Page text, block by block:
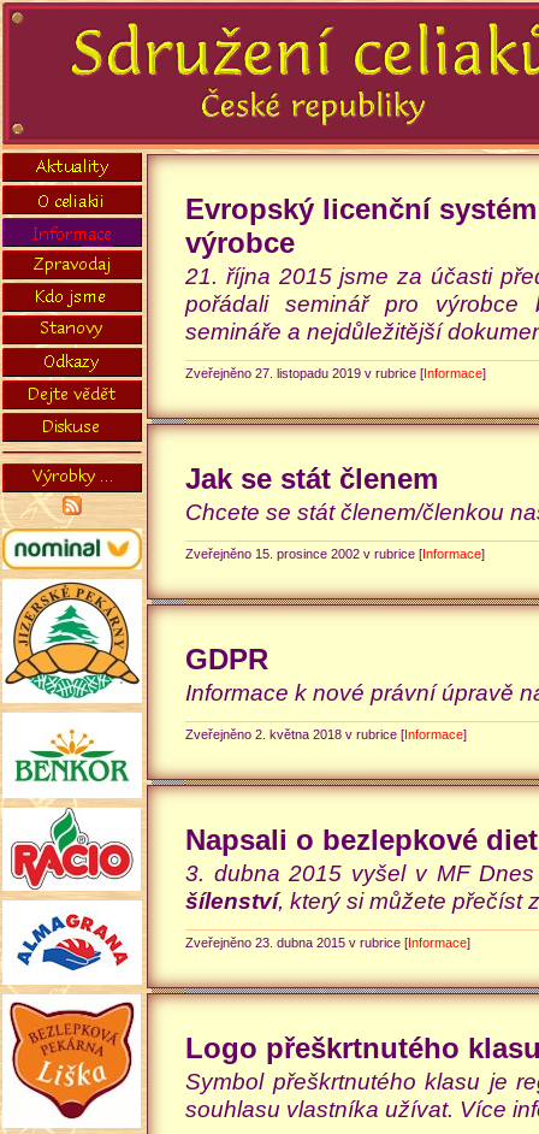
Evropský licenční
výrobce
21. října 2015 jsme za účasti
pořádali seminář pro výrobce
semináře a nejdůležitější
Zveřejněno 27. listopadu 2019 v rubrice [Informace]
Jak se stát členem
Chcete se stát členem/členkou
Zveřejněno 15. prosince 2002 v rubrice [Informace]
GDPR
Informace k nové právní úpravě
Zveřejněno 2. května 2018 v rubrice [Informace]
Napsali o bezlepkové
3. dubna 2015 vyšel v MF
šílenství, který si můžete přečíst
Zveřejněno 23. dubna 2015 v rubrice [Informace]
Logo přeškrtnutého
Symbol přeškrtnutého klasu je
souhlasu vlastníka užívat. Více